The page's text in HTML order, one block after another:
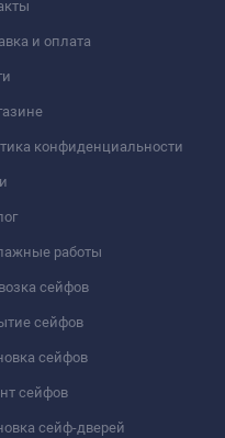
и оплата
конфиденциальности
работы
сейфов
сейфов
сейфов
сейфов
сейф-дверей